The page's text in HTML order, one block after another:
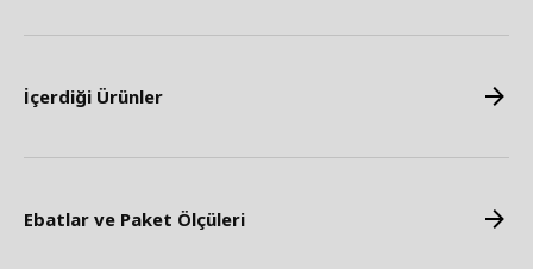
İçerdiği Ürünler
Ebatlar ve Paket Ölçüleri